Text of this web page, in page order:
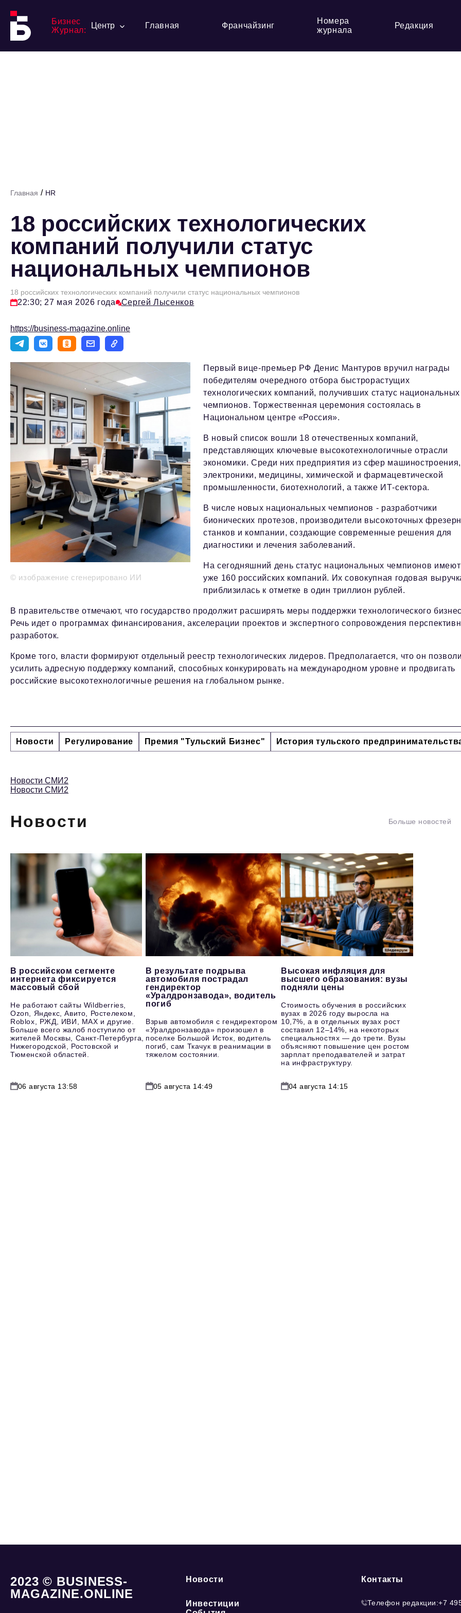
Бизнес
Журнал:
Центр Главная Франчайзинг
Номера
журнала
Редакция
Главная / HR
18 российских технологических
компаний получили статус
национальных чемпионов
18 российских технологических компаний получили статус национальных чемпионов
22:30; 27 мая 2026 года Сергей Лысенков
https://business-magazine.online
© изображение сгенерировано ИИ
Первый вице-премьер РФ Денис Мантуров вручил награды
победителям очередного отбора быстрорастущих
технологических компаний, получивших статус национальных
чемпионов. Торжественная церемония состоялась в
Национальном центре «Россия».
В новый список вошли 18 отечественных компаний,
представляющих ключевые высокотехнологичные отрасли
экономики. Среди них предприятия из сфер машиностроения,
электроники, медицины, химической и фармацевтической
промышленности, биотехнологий, а также ИТ-сектора.
В числе новых национальных чемпионов - разработчики
бионических протезов, производители высокоточных
станков и компании, создающие современные решения для
диагностики и лечения заболеваний.
На сегодняшний день статус национальных чемпионов имеют
уже 160 российских компаний. Их совокупная годовая
приблизилась к отметке в один триллион рублей.
В правительстве отмечают, что государство продолжит расширять меры поддержки технологического
Речь идет о программах финансирования, акселерации проектов и экспертного сопровождения
разработок.
Кроме того, власти формируют отдельный реестр технологических лидеров. Предполагается, что он
усилить адресную поддержку компаний, способных конкурировать на международном уровне и продвигать
российские высокотехнологичные решения на глобальном рынке.
Новости Регулирование Премия "Тульский Бизнес" История тульского
Новости СМИ2
Новости СМИ2
Новости Больше новостей
В российском сегменте
интернета фиксируется
массовый сбой
Не работают сайты Wildberries,
Ozon, Яндекс, Авито, Ростелеком,
Roblox, РЖД, ИВИ, MAX и другие.
Больше всего жалоб поступило от
жителей Москвы, Санкт-Петербурга,
Нижегородской, Ростовской и
Тюменской областей.
06 августа 13:58
В результате подрыва
автомобиля пострадал
гендиректор
«Уралдронзавода», водитель
погиб
Взрыв автомобиля с гендиректором
«Уралдронзавода» произошел в
поселке Большой Исток, водитель
погиб, сам Ткачук в реанимации в
тяжелом состоянии.
05 августа 14:49
Высокая инфляция для
высшего образования: вузы
подняли цены
Стоимость обучения в российских
вузах в 2026 году выросла на
10,7%, а в отдельных вузах рост
составил 12–14%, на некоторых
специальностях — до трети. Вузы
объясняют повышение цен ростом
зарплат преподавателей и затрат
на инфраструктуру.
04 августа 14:15
2023 © BUSINESS-
MAGAZINE.ONLINE
Новости
Инвестиции
Контакты
Телефон редакции:+7